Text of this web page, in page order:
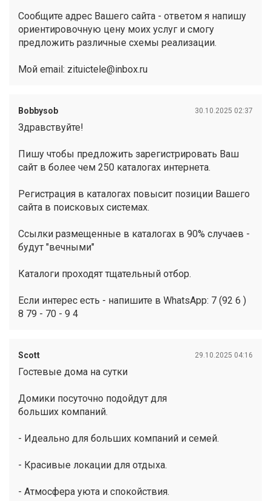
Сообщите адрес Вашего сайта - ответом я напишу
ориентировочную цену моих услуг и смогу
предложить различные схемы реализации.
Мой email: zituictele@inbox.ru
Bobbysob 30.10.2025 02:37
Здравствуйте!
Пишу чтобы предложить зарегистрировать Ваш
сайт в более чем 250 каталогах интернета.
Регистрация в каталогах повысит позиции Вашего
сайта в поисковых системах.
Ссылки размещенные в каталогах в 90% случаев -
будут "вечными"
Каталоги проходят тщательный отбор.
Если интерес есть - напишите в WhatsApp: 7 (92 6 )
8 79 - 70 - 9 4
Scott 29.10.2025 04:16
Гостевые дома на сутки
Домики посуточно подойдут для
больших компаний.
- Идеально для больших компаний и семей.
- Красивые локации для отдыха.
- Атмосфера уюта и спокойствия.